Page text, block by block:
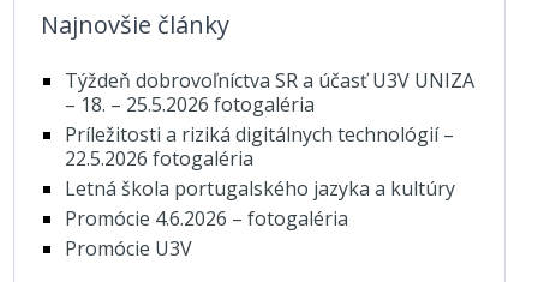
Najnovšie články
Týždeň dobrovoľníctva SR a účasť U3V UNIZA
– 18. – 25.5.2026 fotogaléria
Príležitosti a riziká digitálnych technológií –
22.5.2026 fotogaléria
Letná škola portugalského jazyka a kultúry
Promócie 4.6.2026 – fotogaléria
Promócie U3V